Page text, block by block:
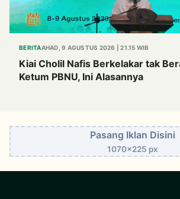
BERITAAHAD, 9 AGUSTUS 2026 | 21.15 WIB
Kiai Cholil Nafis Berkelakar tak
Ketum PBNU, Ini Alasannya
Pasang Iklan Disini
1070x225 px